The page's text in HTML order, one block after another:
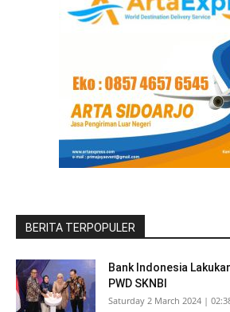
BERITA TERPOPULER
Bank Indonesia
PWD SKNBI
Saturday 2 March 2024 |